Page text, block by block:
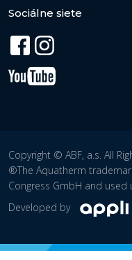
Sociálne siete
Copyright © ABF, a.s. All
®The Aquatherm
Congress GmbH and used
Developed by